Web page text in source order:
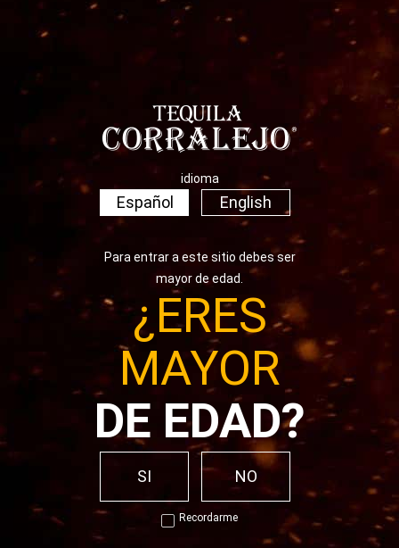
idioma
Español English
Para entrar a este sitio debes ser
mayor de edad.
¿ERES
MAYOR
DE EDAD?
SI NO
Recordarme